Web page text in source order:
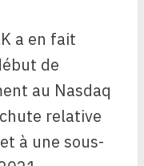
a en fait
de
au Nasdaq
relative
à une sous-